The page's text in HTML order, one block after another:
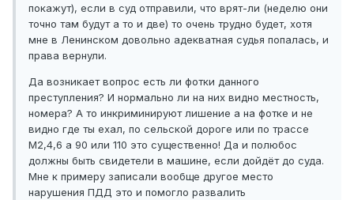
покажут), если в суд отправили, что врят-ли (неделю они
точно там будут а то и две) то очень трудно будет, хотя
мне в Ленинском довольно адекватная судья попалась, и
права вернули.
Да возникает вопрос есть ли фотки данного
преступления? И нормально ли на них видно местность,
номера? А то инкриминируют лишение а на фотке и не
видно где ты ехал, по сельской дороге или по трассе
М2,4,6 а 90 или 110 это существенно! Да и полюбос
должны быть свидетели в машине, если дойдёт до суда.
Мне к примеру записали вообще другое место
нарушения ПДД это и помогло развалить